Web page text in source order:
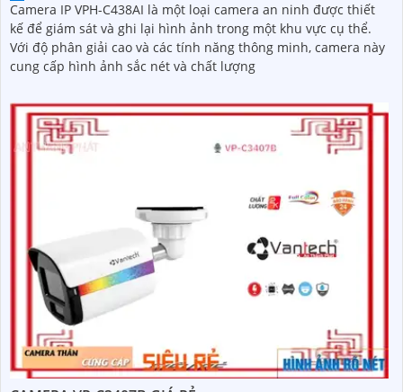
Camera IP VPH-C438AI là một loại camera an ninh được thiết
kế để giám sát và ghi lại hình ảnh trong một khu vực cụ thể.
Với độ phân giải cao và các tính năng thông minh, camera này
cung cấp hình ảnh sắc nét và chất lượng